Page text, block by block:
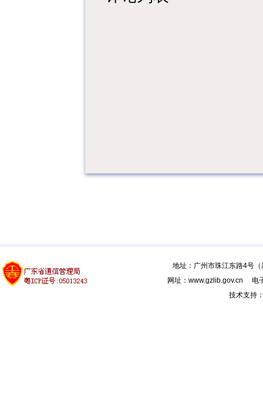
地址：广州市珠江东路4
网址：www.gzlib.gov.cn 电
技术支持